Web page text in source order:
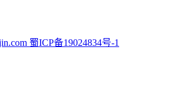
蜀ICP备19024834号-1